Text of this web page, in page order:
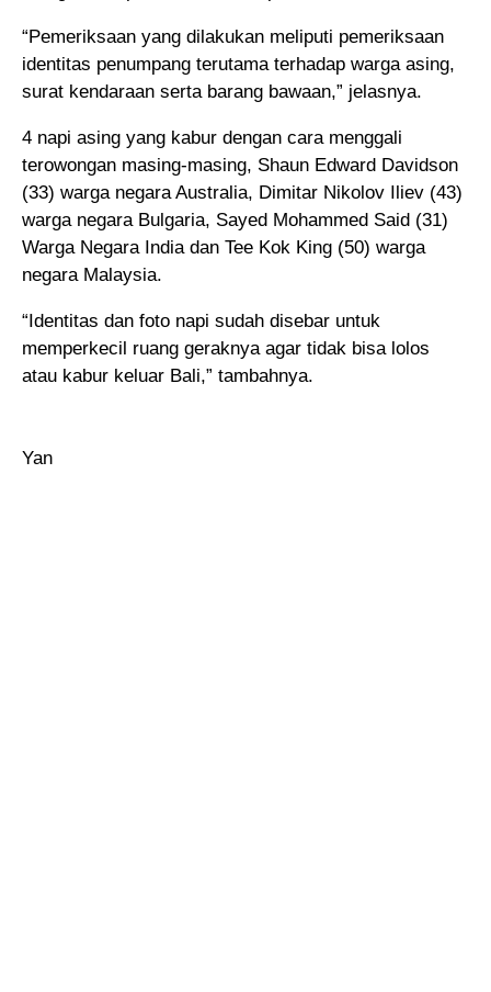
“Pemeriksaan yang dilakukan meliputi pemeriksaan
identitas penumpang terutama terhadap warga asing,
surat kendaraan serta barang bawaan,” jelasnya.
4 napi asing yang kabur dengan cara menggali
terowongan masing-masing, Shaun Edward Davidson
(33) warga negara Australia, Dimitar Nikolov Iliev (43)
warga negara Bulgaria, Sayed Mohammed Said (31)
Warga Negara India dan Tee Kok King (50) warga
negara Malaysia.
“Identitas dan foto napi sudah disebar untuk
memperkecil ruang geraknya agar tidak bisa lolos
atau kabur keluar Bali,” tambahnya.
Yan